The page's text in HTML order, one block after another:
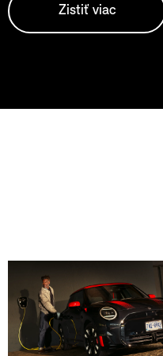
Zistiť viac